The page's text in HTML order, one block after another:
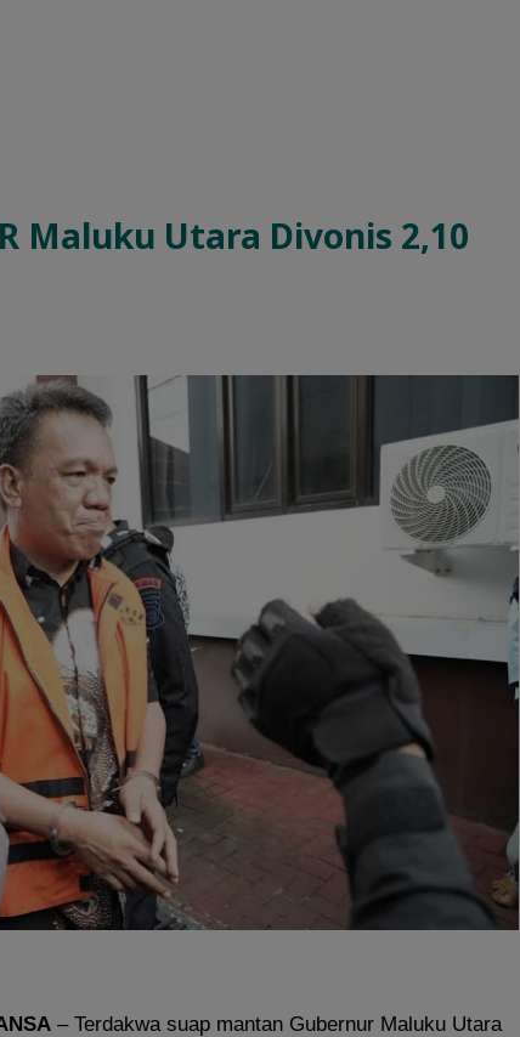
Maluku Utara Divonis 2,10
– Terdakwa suap mantan Gubernur Maluku Utara